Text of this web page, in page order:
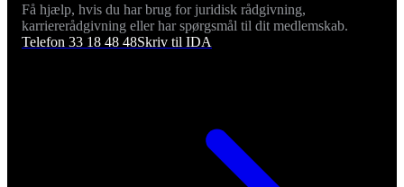
Få hjælp, hvis du har brug for juridisk rådgivning,
karriererådgivning eller har spørgsmål til dit medlemskab.
Telefon 33 18 48 48Skriv til IDA